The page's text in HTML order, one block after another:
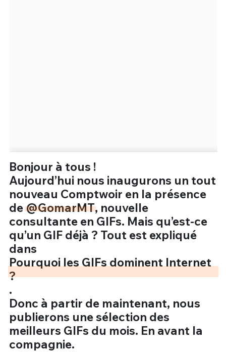
Bonjour à tous !
Aujourd’hui nous inaugurons un tout
nouveau Comptwoir en la présence
de@GomarMT, nouvelle
consultante en GIFs. Mais qu’est-ce
qu’un GIF déjà ? Tout est expliqué
dans
Pourquoi les GIFs dominent Internet
?
.
Donc à partir de maintenant, nous
publierons une sélection des
meilleurs GIFs du mois. En avant la
compagnie.